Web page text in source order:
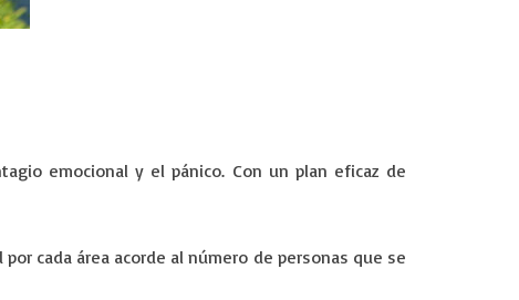
emocional y el pánico. Con un plan eficaz de
cada área acorde al número de personas que se